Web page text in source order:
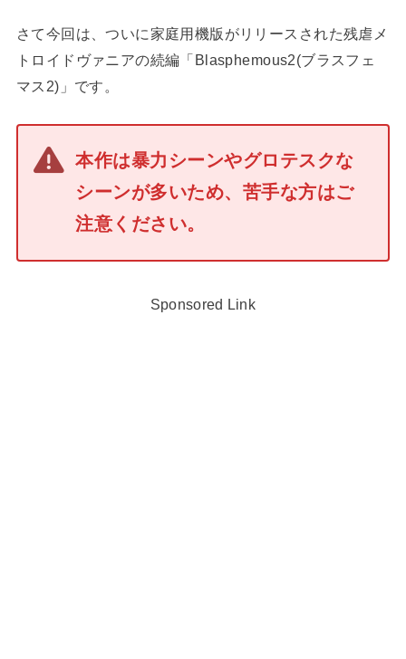
さて今回は、ついに家庭用機版がリリースされた残虐メ
トロイドヴァニアの続編「Blasphemous2(ブラスフェ
マス2)」です。
本作は暴力シーンやグロテスクな
シーンが多いため、苦手な方はご
注意ください。
Sponsored Link